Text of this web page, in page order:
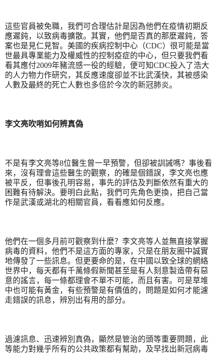
這些官員被免職，我們可合理估計是因為他們在疫情初期反
應遲鈍，以致病毒擴散。其實，他們是否真的那麼遲鈍，答
案也是見仁見智。美國的疾病控制中心（CDC）很可能是當
世最具專業能力及權威性的控制疫症的中心，但只要我們看
看其應付2009年豬流感一役的經驗，便可知CDC投入了浩大
的人力物力作研究，其反應速度卻並不比武漢快，其被感染
人數及最終的死亡人數也多倍於今次的新冠肺炎。
李文亮吹哨如何辨真偽
不是有李文亮等8位醫生曾一早預警，但卻被訓誡嗎？事後看
來，沒有理會這些醫生的觀察，的確是個錯誤，李文亮也應
被平反，但事後孔明容易，事先的評估及判斷依然有重大的
困難有待解決。要明白此點，我們可先角色更換，把自己當
作是武漢或湖北的相關官員，看看應如何反應。
他們在一個多月前可觀察到什麼？李文亮等人並無直接掌握
病毒的資料，他們不是這方面的專家，只是在朋友圈中誠實
地傳發了一些訊息。但更要命的是，在中國以致全球的網絡
世界中，每天都有千萬條假新聞甚至是有人刻意製造帶有惡
意的謠言，每一條都理會不單不可能，而且有害。可是草堆
中也可能有黃金，有些預警是有價值的，問題是如何才能濾
走錯誤的訊息，辨別出有用的部分。
過濾訊息、迅速辨別真偽，顯然是管治的頭等重要問題，此
等能力對幾乎所有的公共政策都有幫助，及早找出新冠病毒